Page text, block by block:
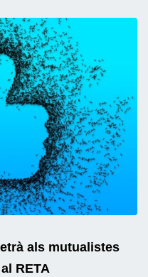
als mutualistes
RETA